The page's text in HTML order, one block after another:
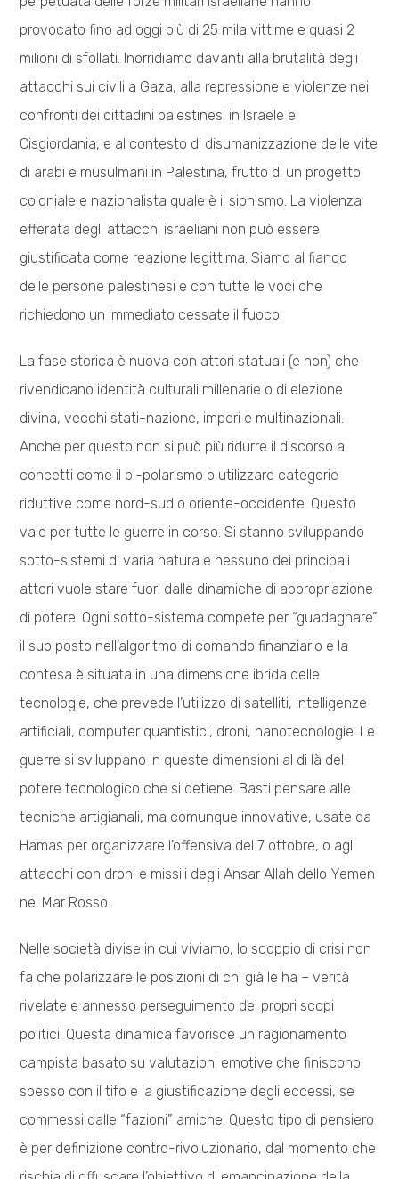
provocato fino ad oggi più di 25 mila vittime e quasi 2
milioni di sfollati. Inorridiamo davanti alla brutalità degli
attacchi sui civili a Gaza, alla repressione e violenze nei
confronti dei cittadini palestinesi in Israele e
Cisgiordania, e al contesto di disumanizzazione delle vite
di arabi e musulmani in Palestina, frutto di un progetto
coloniale e nazionalista quale è il sionismo. La violenza
efferata degli attacchi israeliani non può essere
giustificata come reazione legittima. Siamo al fianco
delle persone palestinesi e con tutte le voci che
richiedono un immediato cessate il fuoco.
La fase storica è nuova con attori statuali (e non) che
rivendicano identità culturali millenarie o di elezione
divina, vecchi stati-nazione, imperi e multinazionali.
Anche per questo non si può più ridurre il discorso a
concetti come il bi-polarismo o utilizzare categorie
riduttive come nord-sud o oriente-occidente. Questo
vale per tutte le guerre in corso. Si stanno sviluppando
sotto-sistemi di varia natura e nessuno dei principali
attori vuole stare fuori dalle dinamiche di appropriazione
di potere. Ogni sotto-sistema compete per “guadagnare”
il suo posto nell’algoritmo di comando finanziario e la
contesa è situata in una dimensione ibrida delle
tecnologie, che prevede l’utilizzo di satelliti, intelligenze
artificiali, computer quantistici, droni, nanotecnologie. Le
guerre si sviluppano in queste dimensioni al di là del
potere tecnologico che si detiene. Basti pensare alle
tecniche artigianali, ma comunque innovative, usate da
Hamas per organizzare l’offensiva del 7 ottobre, o agli
attacchi con droni e missili degli Ansar Allah dello Yemen
nel Mar Rosso.
Nelle società divise in cui viviamo, lo scoppio di crisi non
fa che polarizzare le posizioni di chi già le ha – verità
rivelate e annesso perseguimento dei propri scopi
politici. Questa dinamica favorisce un ragionamento
campista basato su valutazioni emotive che finiscono
spesso con il tifo e la giustificazione degli eccessi, se
commessi dalle “fazioni” amiche. Questo tipo di pensiero
è per definizione contro-rivoluzionario, dal momento che